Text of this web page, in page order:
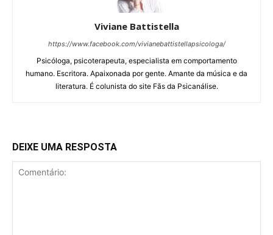
Viviane Battistella
https://www.facebook.com/vivianebattistellapsicologa/
Psicóloga, psicoterapeuta, especialista em comportamento
humano. Escritora. Apaixonada por gente. Amante da música e da
literatura. É colunista do site Fãs da Psicanálise.
DEIXE UMA RESPOSTA